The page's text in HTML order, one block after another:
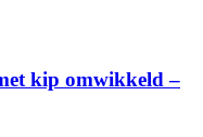
kip omwikkeld –